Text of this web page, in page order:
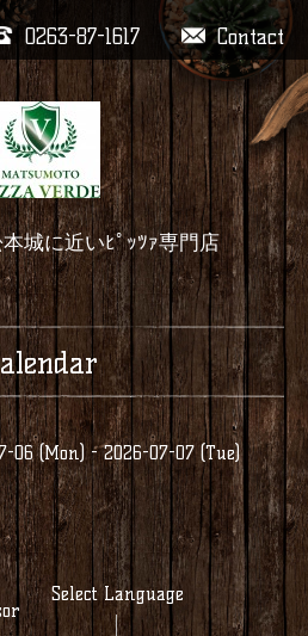
Contact
0263-87-1617
城に近いﾋﾟｯﾂｧ専門店
06 (Mon) - 2026-07-07 (Tue)
Select Language